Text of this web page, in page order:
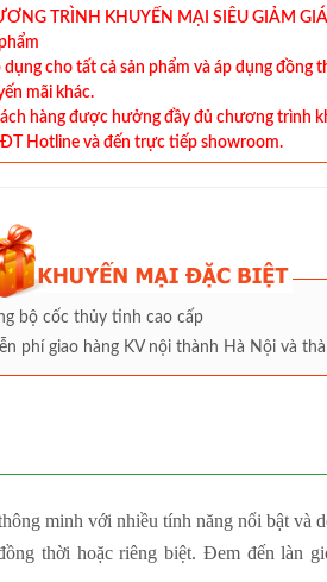
TRÌNH KHUYẾN MẠI SIÊU GIẢM
dụng cho tất cả sản phẩm và áp dụng đồng
mãi khác.
hàng được hưởng đầy đủ chương trình
Hotline và đến trực tiếp showroom.
bộ cốc thủy tinh cao cấp
phí giao hàng KV nội thành Hà Nội và
minh với nhiều tính năng nổi bật và
thời hoặc riêng biệt. Đem đến làn